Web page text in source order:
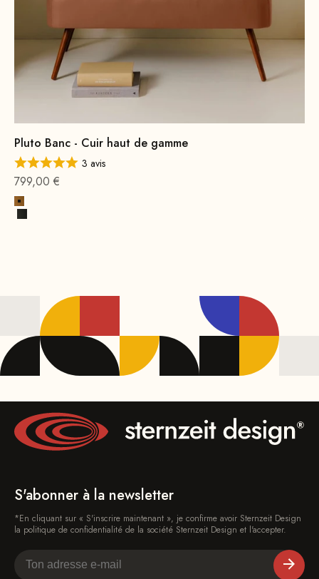
Pluto Banc - Cuir haut de gamme
3 avis
Offre à partir de
799,00 €
Cognac Premium
Noir
S'abonner à la newsletter
*En cliquant sur « S'inscrire maintenant », je confirme avoir Sternzeit Design
la politique de confidentialité de la société Sternzeit Design et l'accepter.